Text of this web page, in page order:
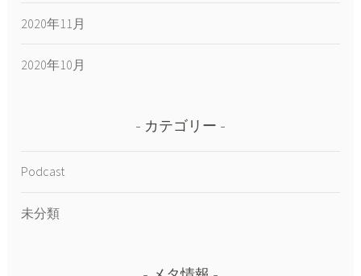
2020年11月
2020年10月
カテゴリー
Podcast
未分類